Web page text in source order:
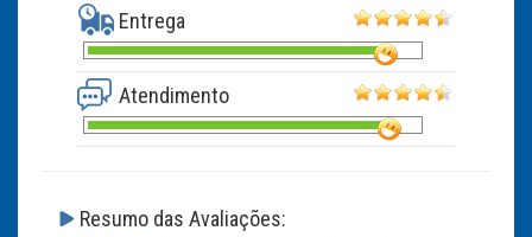
Entrega
Atendimento
Resumo das Avaliações: